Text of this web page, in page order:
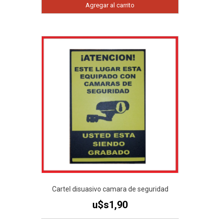
Agregar al carrito
Cartel disuasivo camara de seguridad
u$s1,90